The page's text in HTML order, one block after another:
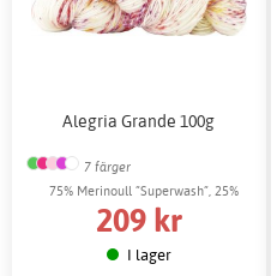
Alegria Grande 100g
7 färger
75% Merinoull ”Superwash”, 25%
Polyamid
209 kr
I lager